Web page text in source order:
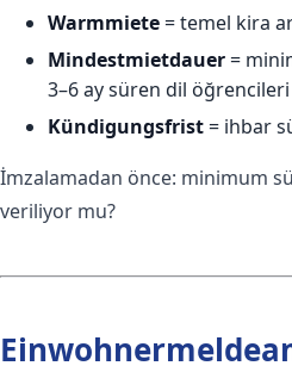
Warmmiete= temel kira
Mindestmietdauer=
3–6 ay süren dil
Kündigungsfrist= ihbar
İmzalamadan önce: minimum
veriliyor mu?